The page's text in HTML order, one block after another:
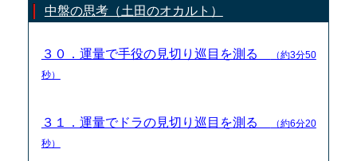
中盤の思考（土田のオカルト）
３０．運量で手役の見切り巡目を測る
（約3分50
秒）
３１．運量でドラの見切り巡目を測る
（約6分20
秒）